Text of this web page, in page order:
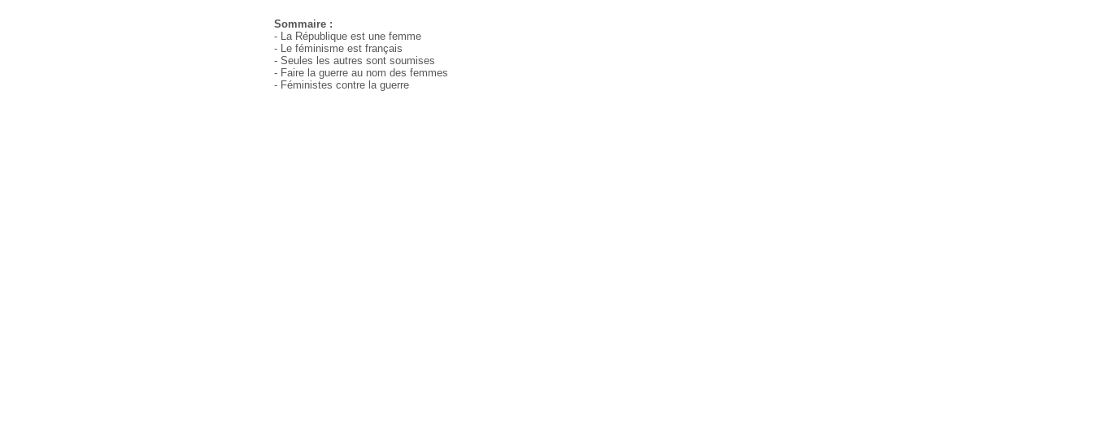
Sommaire :
- La République est une femme
- Le féminisme est français
- Seules les autres sont soumises
- Faire la guerre au nom des femmes
- Féministes contre la guerre